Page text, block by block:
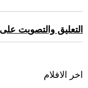
التعليق والتصويت
اخر الافلام